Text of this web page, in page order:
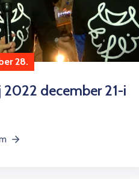
28.
2022 december 21-i